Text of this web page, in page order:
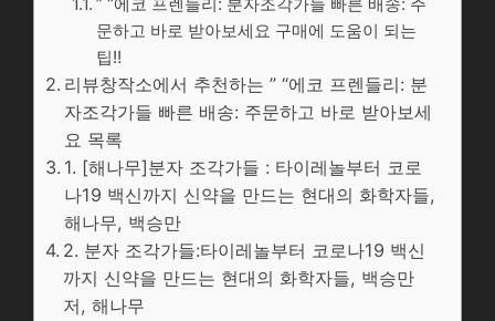
문하고 바로 받아보세요 구매에 도움이 되는
팁!!
리뷰창작소에서 추천하는 ” “에코 프렌들리: 분
자조각가들 빠른 배송: 주문하고 바로 받아보세
요 목록
1. [해나무]분자 조각가들 : 타이레놀부터 코로
나19 백신까지 신약을 만드는 현대의 화학자들,
해나무, 백승만
2. 분자 조각가들:타이레놀부터 코로나19 백신
까지 신약을 만드는 현대의 화학자들, 백승만
저, 해나무